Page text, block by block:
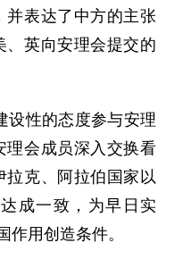
并表达了中方的主张
、英向安理会提交的
性的态度参与安理
理会成员深入交换看
拉克、阿拉伯国家以
成一致，为早日实
作用创造条件。